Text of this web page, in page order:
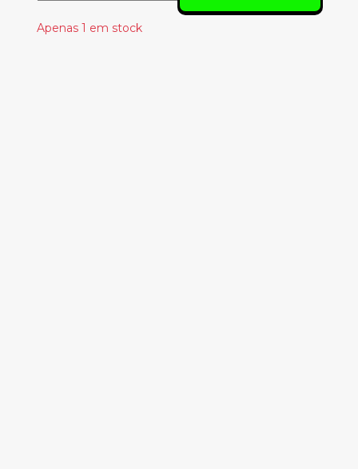
Apenas 1 em stock